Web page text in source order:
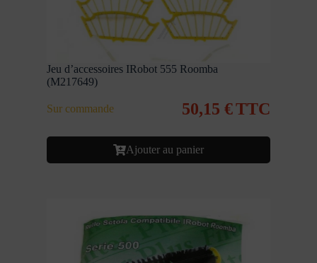
Jeu d’accessoires IRobot 555 Roomba
(M217649)
Sur commande 50,15 €TTC
Ajouter au panier